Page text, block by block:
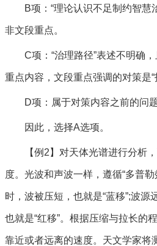
B项：“理论认识不足制约智慧
非文段重点。
C项：“治理路径”表述不明确，
重点内容，文段重点强调的对策是“
D项：属于对策内容之前的问题
因此，选择A选项。
【例2】对天体光谱进行分析，
度。光波和声波一样，遵循“多普
时，波被压短，也就是“蓝移”;波源
也就是“红移”。根据压缩与拉长的
靠近或者远离的速度。天文学家将